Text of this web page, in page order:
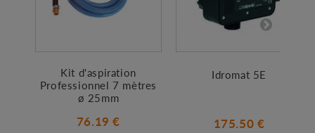
Kit d'aspiration
Professionnel 7 mètres
ø 25mm
76.19 €
Idromat 5E
175.50 €